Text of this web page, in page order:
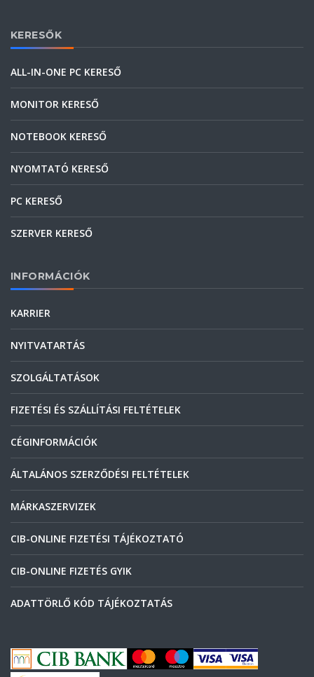
KERESŐK
ALL-IN-ONE PC KERESŐ
MONITOR KERESŐ
NOTEBOOK KERESŐ
NYOMTATÓ KERESŐ
PC KERESŐ
SZERVER KERESŐ
INFORMÁCIÓK
KARRIER
NYITVATARTÁS
SZOLGÁLTATÁSOK
FIZETÉSI ÉS SZÁLLÍTÁSI FELTÉTELEK
CÉGINFORMÁCIÓK
ÁLTALÁNOS SZERZŐDÉSI FELTÉTELEK
MÁRKASZERVIZEK
CIB-ONLINE FIZETÉSI TÁJÉKOZTATÓ
CIB-ONLINE FIZETÉS GYIK
ADATTÖRLŐ KÓD TÁJÉKOZTATÁS